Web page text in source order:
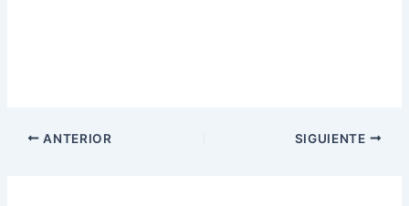
ANTERIOR SIGUIENTE